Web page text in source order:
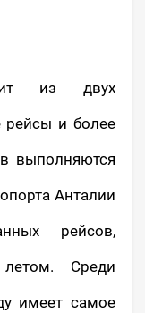
из двух
рейсы и более
выполняются
Анталии
рейсов,
Среди
имеет самое